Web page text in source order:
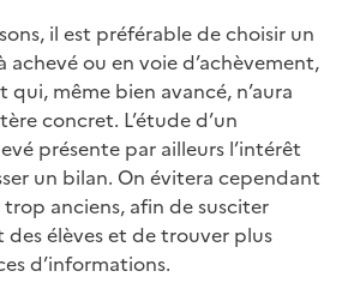
il est préférable de choisir un
achevé ou en voie d’achèvement,
même bien avancé, n’aura
concret. L’étude d’un
présente par ailleurs l’intérêt
un bilan. On évitera cependant
anciens, afin de susciter
des élèves et de trouver plus
d’informations.